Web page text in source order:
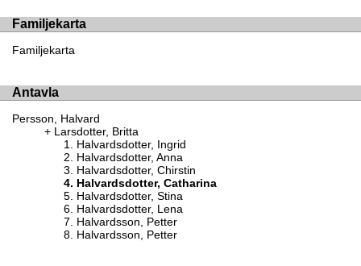
Familjekarta
Familjekarta
Antavla
Persson, Halvard
Larsdotter, Britta
Halvardsdotter, Ingrid
Halvardsdotter, Anna
Halvardsdotter, Chirstin
Halvardsdotter, Catharina
Halvardsdotter, Stina
Halvardsdotter, Lena
Halvardsson, Petter
Halvardsson, Petter